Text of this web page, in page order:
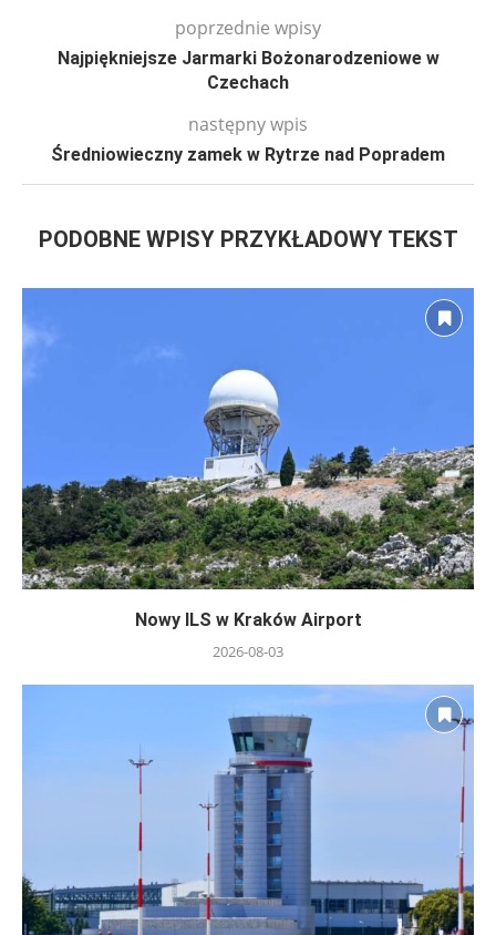
poprzednie wpisy
Najpiękniejsze Jarmarki Bożonarodzeniowe w
Czechach
następny wpis
Średniowieczny zamek w Rytrze nad Popradem
PODOBNE WPISY PRZYKŁADOWY TEKST
Nowy ILS w Kraków Airport
2026-08-03